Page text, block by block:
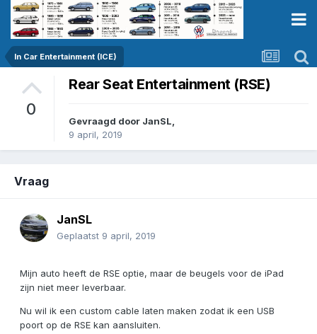
In Car Entertainment (ICE)
0
Rear Seat Entertainment (RSE)
Gevraagd door JanSL,
9 april, 2019
Vraag
JanSL
Geplaatst 9 april, 2019
Mijn auto heeft de RSE optie, maar de beugels voor de iPad
zijn niet meer leverbaar.
Nu wil ik een custom cable laten maken zodat ik een USB
poort op de RSE kan aansluiten.